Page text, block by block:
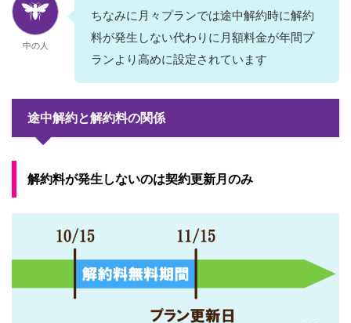
中の人
ちなみに月々プランでは途中解約時に解約
料が発生しない代わりに月額料金が年間プ
ランより高めに設定されています
途中解約と解約料の関係
解約料が発生しないのは契約更新月のみ